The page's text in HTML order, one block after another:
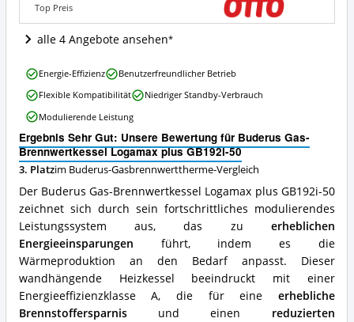
Angebote:
Wo
ist
Buderus-
Gasbrennwerttherme
erhältlich?
Top Preis
alle 4 Angebote ansehen
Ergebnis Sehr Gut: Unsere Bewertung für Buderus Gas-
Brennwertkessel Logamax plus GB192i-50
3. Platzim Buderus-Gasbrennwerttherme-Vergleich
Der Buderus Gas-Brennwertkessel Logamax plus GB192i-50
zeichnet sich durch sein fortschrittliches modulierendes
Leistungssystem aus, das zu erheblichen
Energieeinsparungen führt, indem es die
Wärmeproduktion an den Bedarf anpasst. Dieser
wandhängende Heizkessel beeindruckt mit einer
Energieeffizienzklasse A, die für eine erhebliche
Brennstoffersparnisund einen reduzierten
Buderus
Gas-
Brennwertkessel
Logamax
plus
GB192i-
50
Vorteile:
Was
spricht
für
diese
Buderus-
Gasbrennwerttherme?
Energie-Effizienz
Benutzerfreundlicher Betrieb
Flexible Kompatibilität
Niedriger Standby-Verbrauch
Modulierende Leistung